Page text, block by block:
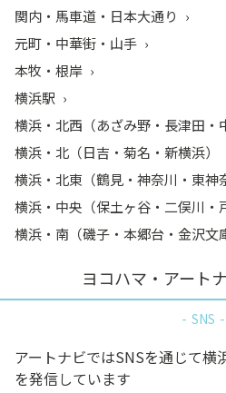
関内・馬車道・日本大通り
元町・中華街・山手
本牧・根岸
横浜駅
横浜・北西（あざみ野・長津田・
横浜・北（日吉・菊名・新横浜）
横浜・北東（鶴見・神奈川・東神
横浜・中央（保土ヶ谷・二俣川・
横浜・南（磯子・本郷台・金沢文
ヨコハマ・アート
SNS
アートナビではSNSを通じて横
を発信しています